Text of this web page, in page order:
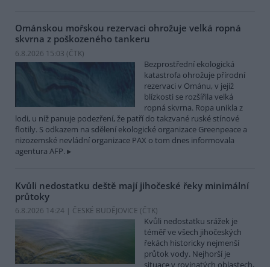
Ománskou mořskou rezervaci ohrožuje velká ropná
skvrna z poškozeného tankeru
6.8.2026 15:03 (ČTK)
Bezprostřední ekologická
katastrofa ohrožuje přírodní
rezervaci v Ománu, v jejíž
blízkosti se rozšířila velká
ropná skvrna. Ropa unikla z
lodi, u níž panuje podezření, že patří do takzvané ruské stínové
flotily. S odkazem na sdělení ekologické organizace Greenpeace a
nizozemské nevládní organizace PAX o tom dnes informovala
agentura AFP.
Kvůli nedostatku deště mají jihočeské řeky minimální
průtoky
6.8.2026 14:24 | ČESKÉ BUDĚJOVICE (ČTK)
Kvůli nedostatku srážek je
téměř ve všech jihočeských
řekách historicky nejmenší
průtok vody. Nejhorší je
situace v rovinatých oblastech,